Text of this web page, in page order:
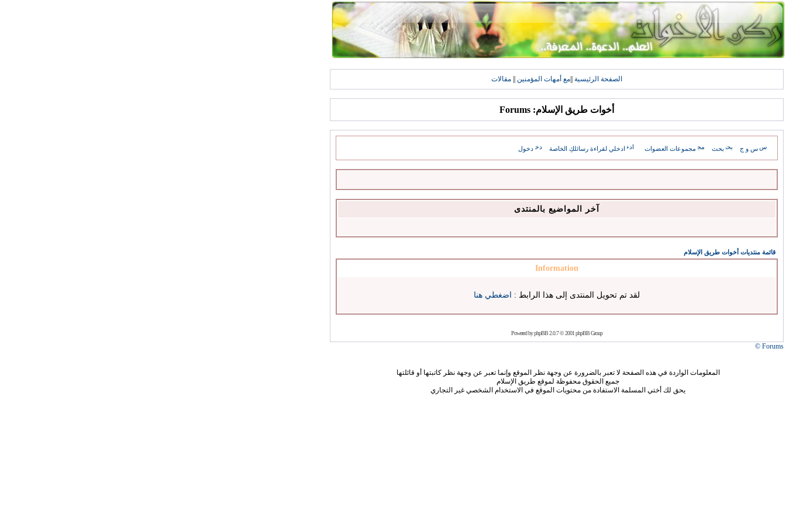
الصفحة الرئيسية مع أمهات المؤمنين مقالات
أخوات طريق الإسلام: Forums
س و ج بحث مجموعات العضوات ادخلي لقراءة رسائلكِ الخاصة دخول
آخر المواضيع بالمنتدى
قائمة منتديات أخوات طريق الإسلام
Information
لقد تم تحويل المنتدى إلى هذا الرابط : اضغطي هنا
Powered byphpBB2.0.7 © 2001 phpBB Group
Forums ©
المعلومات الواردة في هذه الصفحة لا تعبر بالضرورة عن وجهة نظر الموقع وإنما تعبر عن وجهة نظر كاتبتها أو قائلتها
جميع الحقوق محفوظة لموقع طريق الإسلام
يحق لك أختي المسلمة الاستفادة من محتويات الموقع في الاستخدام الشخصي غير التجاري